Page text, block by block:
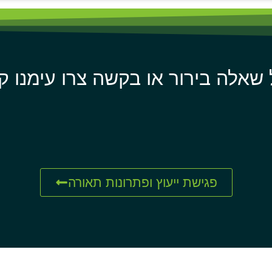
שאלה בירור או בקשה צרו עימנו
פגישת ייעוץ ופתרונות תאורה